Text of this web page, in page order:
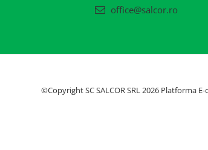
office@salcor.ro
©Copyright SC SALCOR SRL 2026 Platforma